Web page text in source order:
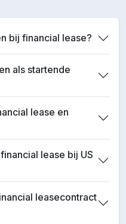
bij financial lease?
als startende
lease en
lease bij US
leasecontract